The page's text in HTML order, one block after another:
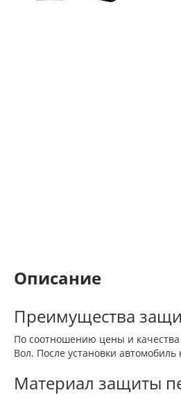
Описание
Преимущества
По соотношению цены и
Вол. После установки
Материал защиты